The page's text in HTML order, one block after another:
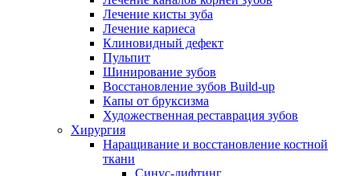
Лечение кисты зуба
Лечение кариеса
Клиновидный дефект
Пульпит
Шинирование зубов
Восстановление зубов Build-up
Капы от бруксизма
Художественная реставрация зубов
Хирургия
Наращивание и восстановление костной
ткани
Синус-лифтинг